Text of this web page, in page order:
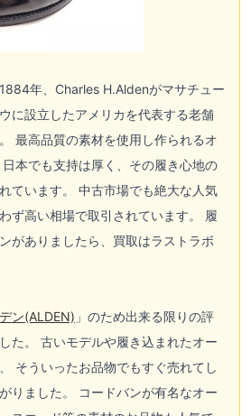
年、Charles H.Aldenがマサチュー
に設立したアメリカを代表する老舗
最高品質の素材を使用し作られるオ
本でも支持は厚く、その履き心地の
ています。 中古市場でも絶大な人気
ず高い相場で取引されています。 履
がありましたら、買取はラストラボ
ン(ALDEN) 」のため出来る限りの評
た。 古いモデルや履き込まれたオー
そういったお品物でもすぐ売れてし
りました。 コードバンが有名なオー